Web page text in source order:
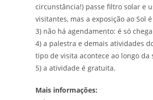
circunstância!) passe filtro solar e
visitantes, mas a exposição ao Sol
3) não há agendamento: é só
4) a palestra e demais atividades
tipo de visita acontece ao longo
5) a atividade é gratuita.
Mais informações: